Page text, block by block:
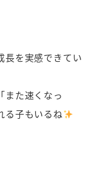
長を実感できてい
また速くなっ
る子もいるね